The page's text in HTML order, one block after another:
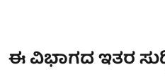
ಈ ವಿಭಾಗದ ಇತರ